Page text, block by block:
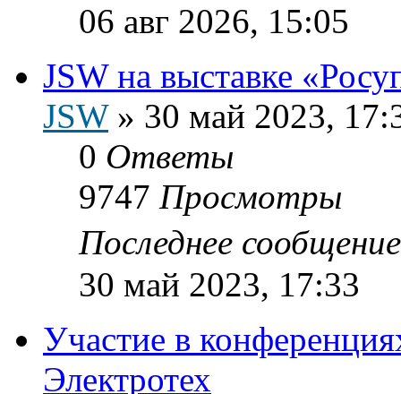
06 авг 2026, 15:05
JSW на выставке
JSW» 30 май 2023,
0 Ответы
9747 Просмотры
Последнее
30 май 2023, 17:33
Участие в
Электротех